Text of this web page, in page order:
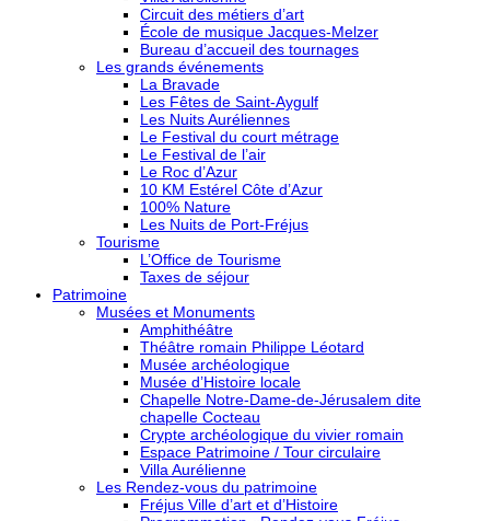
Circuit des métiers d’art
École de musique Jacques-Melzer
Bureau d’accueil des tournages
Les grands événements
La Bravade
Les Fêtes de Saint-Aygulf
Les Nuits Auréliennes
Le Festival du court métrage
Le Festival de l’air
Le Roc d’Azur
10 KM Estérel Côte d’Azur
100% Nature
Les Nuits de Port-Fréjus
Tourisme
L’Office de Tourisme
Taxes de séjour
Patrimoine
Musées et Monuments
Amphithéâtre
Théâtre romain Philippe Léotard
Musée archéologique
Musée d’Histoire locale
Chapelle Notre-Dame-de-Jérusalem dite
chapelle Cocteau
Crypte archéologique du vivier romain
Espace Patrimoine / Tour circulaire
Villa Aurélienne
Les Rendez-vous du patrimoine
Fréjus Ville d’art et d’Histoire